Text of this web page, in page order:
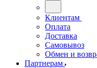
Клиентам
Оплата
Доставка
Самовывоз
Обмен и
Партнерам